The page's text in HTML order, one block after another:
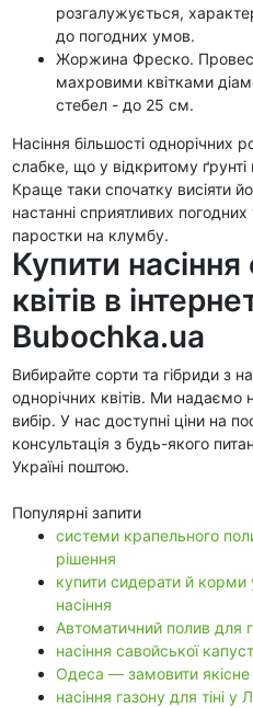
розгалужується,
до погодних умов.
Жоржина Фреско.
махровими квітками
стебел - до 25 см.
Насіння більшості однорічних
слабке, що у відкритому
Краще таки спочатку висіяти
настанні сприятливих
паростки на клумбу.
Купити насіння
квітів в
Bubochka.ua
Вибирайте сорти та гібриди з
однорічних квітів. Ми
вибір. У нас доступні ціни на
консультація з будь-якого
Україні поштою.
Популярні запити
системи крапельного
рішення
купити сидерати й корми
насіння
Автоматичний полив для
насіння савойської
Одеса — замовити якісне
насіння газону для тіні у